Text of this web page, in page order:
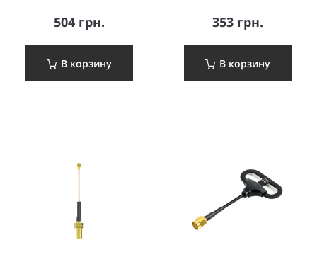
504 грн.
В корзину
353 грн.
В корзину